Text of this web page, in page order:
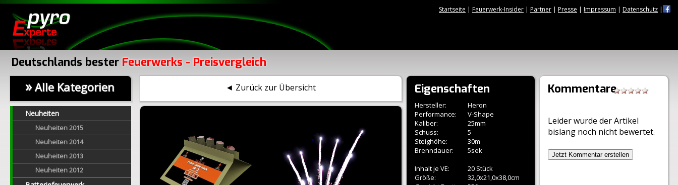
Startseite | Feuerwerk-Insider | Partner | Presse | Impressum | Datenschutz |
Deutschlands bester Feuerwerks - Preisvergleich
»Alle Kategorien
Neuheiten
Neuheiten 2015
Neuheiten 2014
Neuheiten 2013
Neuheiten 2012
◄ Zurück zur Übersicht Eigenschaften
Hersteller:
Heron
Performance:
V-Shape
Kaliber:
25mm
Schuss:
5
Steighöhe:
30m
Brenndauer:
5sek
Inhalt je VE:
20 Stück
Größe:
32,0x21,0x38,0cm
Kommentare
Leider wurde der Artikel
bislang noch nicht bewertet.
Jetzt Kommentar erstellen